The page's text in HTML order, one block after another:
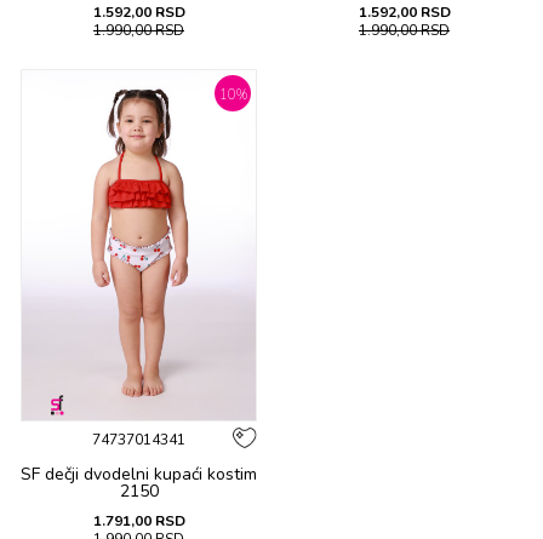
1.592,00 RSD
1.990,00RSD
1.592,00 RSD
1.990,00RSD
10%
74737014341
SF dečji dvоdеlni kupaći kоstim
2150
1.791,00 RSD